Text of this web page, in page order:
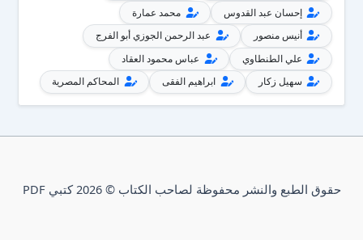
إحسان عبد القدوس
محمد عمارة
أنيس منصور
عبد الرحمن الجوزي أبو الفرج
علي الطنطاوي
عباس محمود العقاد
سهيل زكار
ابراهيم الفقى المحاكم المصرية
حقوق الطبع والنشر محفوظة لصاحب الكتاب © 2026 كتبي PDF